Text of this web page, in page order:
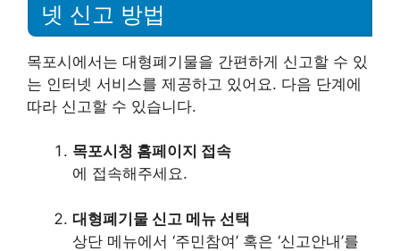
넷 신고 방법
목포시에서는 대형폐기물을 간편하게 신고할 수 있
는 인터넷 서비스를 제공하고 있어요. 다음 단계에
따라 신고할 수 있습니다.
목포시청 홈페이지 접속
에 접속해주세요.
대형폐기물 신고 메뉴 선택
상단 메뉴에서 ‘주민참여’ 혹은 ‘신고안내’를